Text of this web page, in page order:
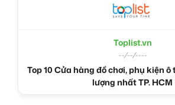
Toplist.vn
--/--/----
Top 10 Cửa hàng đồ chơi, phụ kiện
lượng nhất TP. HCM